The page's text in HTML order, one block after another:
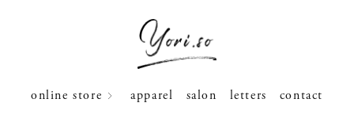
online store apparel salon letters contact